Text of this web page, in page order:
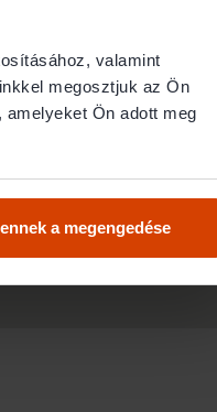
valamint
megosztjuk az Ön
Ön adott meg
a megengedése